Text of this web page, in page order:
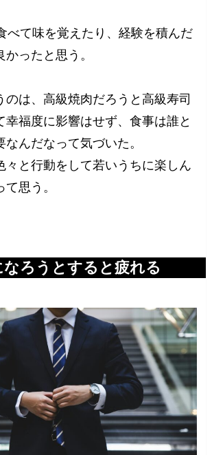
べて味を覚えたり、経験を積んだ
かったと思う。
のは、高級焼肉だろうと高級寿司
幸福度に影響はせず、食事は誰と
んだなって気づいた。
々と行動をして若いうちに楽しん
思う。
なろうとすると疲れる